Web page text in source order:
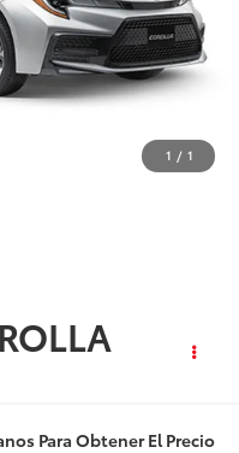
1 / 1
Para Obtener El Precio